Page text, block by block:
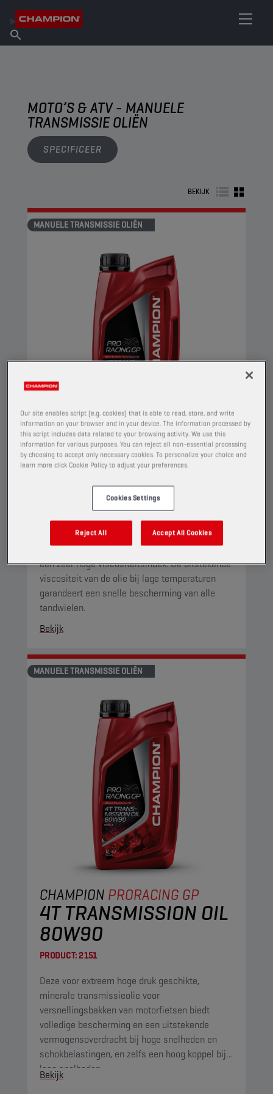
Over Champion
Vind een verkooppunt
MOTO’S & ATV - MANUELE
TRANSMISSIE OLIËN
SPECIFICEER
BEKIJK
MANUELE TRANSMISSIE OLIËN
CHAMPIONPRORACING GP
4T TRANSMISSION OIL
75W90
2150
Deze geavanceerde semi-synthetische
transmissieolie voor motorfietsen beschikt over
een zeer hoge viscositeitsindex. De uitstekende
viscositeit van de olie bij lage temperaturen
garandeert een snelle bescherming van alle
tandwielen.
Bekijk
MANUELE TRANSMISSIE OLIËN
CHAMPION PRORACING GP
4T TRANSMISSION OIL
80W90
PRODUCT:2151
Deze voor extreem hoge druk geschikte,
minerale transmissieolie voor
versnellingsbakken van motorfietsen biedt
volledige bescherming en een uitstekende
vermogensoverdracht bij hoge snelheden en
schokbelastingen, en zelfs een hoog koppel bij
lage snelheden.
Bekijk
Our site enables script (e.g. cookies) that is able to read, store, and write
information on your browser and in your device. The information processed by
this script includes data related to your browsing activity. We use this
information for various purposes. You can reject all non-essential processing
by choosing to accept only necessary cookies. To personalize your choice and
learn more click Cookie Policy to adjust your preferences.
Cookies Settings
Reject All Accept All Cookies